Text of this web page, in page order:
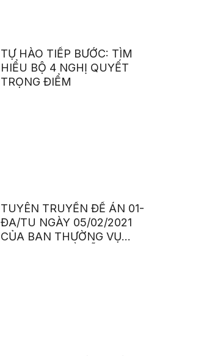
TỰ HÀO TIẾP BƯỚC: TÌM
HIỂU BỘ 4 NGHỊ QUYẾT
TRỌNG ĐIỂM
TUYÊN TRUYỀN ĐỀ ÁN 01-
ĐA/TU NGÀY 05/02/2021
CỦA BAN THƯỜNG VỤ